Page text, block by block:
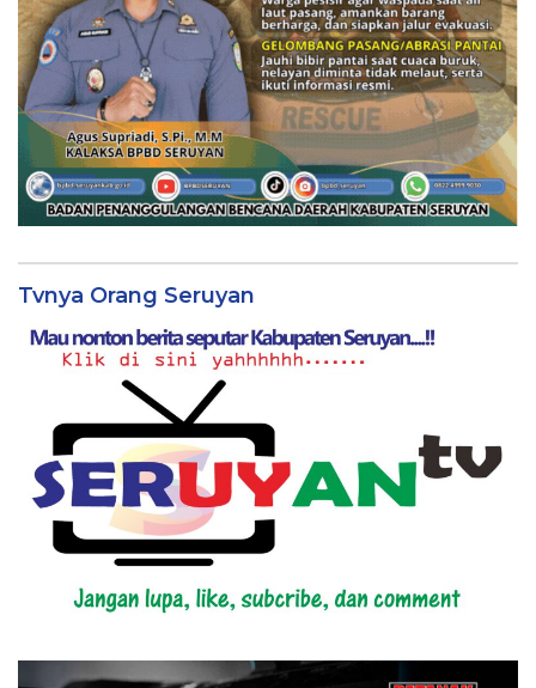
Tvnya Orang Seruyan